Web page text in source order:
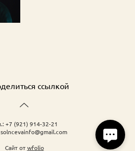
ссылкой
+7 (921) 914-32-21
solncevainfo@gmail.com
Сайт отwfolio